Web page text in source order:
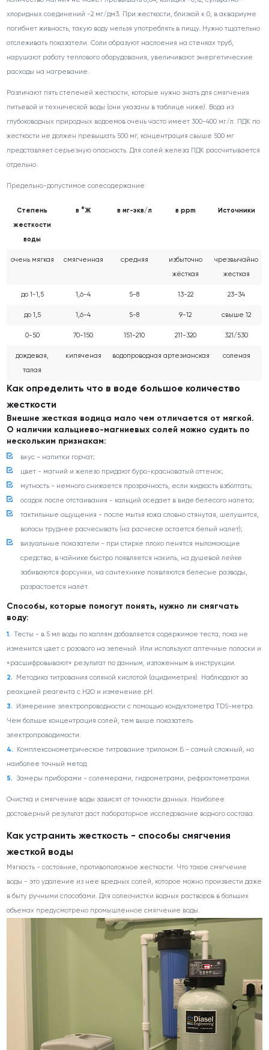
хлоридных соединений -2 мг/дм3. При жесткости, близкой к 0, в аквариуме
погибнет живность, такую воду нельзя употреблять в пищу. Нужно тщательно
отслеживать показатели. Соли образуют наслоения на стенках труб,
нарушают работу теплового оборудования, увеличивают энергетические
расходы на нагревание.
Различают пять степеней жесткости, которые нужно знать для смягчения
питьевой и технической воды (они указаны в таблице ниже). Вода из
глубоководных природных водоемов очень часто имеет 300-400 мг/л. ПДК по
жесткости не должен превышать 500 мг, концентрация свыше 500 мг
представляет серьезную опасность. Для солей железа ПДК рассчитывается
отдельно.
Предельно-допустимое солесодержание:
Степень
жесткости
воды
в °Ж в мг-экв/л в ppm Источники
очень мягкая смягченная средняя
избыточно
жёсткая
чрезвычайно
жесткая
до 1-1,5 1,6-4 5-8 13-22 23-34
до 1,5 1,6-4 5-8 9-12 свыше 12
0-50 70-150 151-210 211-320 321/530
дождевая,
талая
кипяченая водопроводная артезианская соленая
Как определить что в воде большое количество
жесткости
Внешне жесткая водица мало чем отличается от мягкой.
О наличии кальциево-магниевых солей можно судить по
нескольким признакам:
вкус - напитки горчат;
цвет - магний и железо придают буро-красноватый оттенок;
мутность - немного снижается прозрачность, если жидкость взболтать;
осадок после отстаивания - кальций оседает в виде белесого налета;
тактильные ощущения - после мытья кожа словно стянутая, шелушится,
волосы труднее расчесывать (на расческе остается белый налет);
визуальные показатели - при стирке плохо пенятся мыломоющие
средства, в чайнике быстро появляется накипь, на душевой лейке
забиваются форсунки, на сантехнике появляются белесые разводы,
разрастается налёт.
Способы, которые помогут понять, нужно ли смягчать
воду:
Тесты - в 5 мл воды по каплям добавляется содержимое теста, пока не
изменится цвет с розового на зеленый. Или используют аптечные полоски и
«расшифровывают» результат по данным, изложенным в инструкции.
Методика титрования соляной кислотой (ацидиметрия). Наблюдают за
реакцией реагента с Н2О и изменение pH.
Измерение электропроводности с помощью кондуктометра TDS-метра.
Чем больше концентрация солей, тем выше показатель
электропроводимости.
Комплексонометрическое титрование трилоном Б - самый сложный, но
наиболее точный метод.
Замеры приборами - солемерами, гидрометрами, рефрактометрами.
Очистка и смягчение воды зависят от точности данных. Наиболее
достоверный результат даст лабораторное исследование водного состава.
Как устранить жесткость - способы смягчения
жесткой воды
Мягкость - состояние, противоположное жесткости. Что такое смягчение
воды - это удаление из нее вредных солей, которое можно произвести даже
в быту ручными способами. Для солеочистки водных растворов в больших
объемах предусмотрено промышленное смягчение воды.